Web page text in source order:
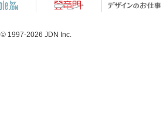
© 1997-2026 JDN Inc.